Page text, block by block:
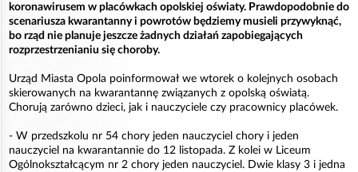
koronawirusem w placówkach opolskiej oświaty. Prawdopodobnie do
scenariusza kwarantanny i powrotów będziemy musieli przywyknąć,
bo rząd nie planuje jeszcze żadnych działań zapobiegających
rozprzestrzenianiu się choroby.
Urząd Miasta Opola poinformował we wtorek o kolejnych osobach
skierowanych na kwarantannę związanych z opolską oświatą.
Chorują zarówno dzieci, jak i nauczyciele czy pracownicy placówek.
- W przedszkolu nr 54 chory jeden nauczyciel chory i jeden
nauczyciel na kwarantannie do 12 listopada. Z kolei w Liceum
Ogólnokształcącym nr 2 chory jeden nauczyciel. Dwie klasy 3 i jedna